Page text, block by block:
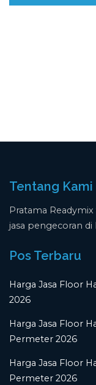
Tentang Kami
Pratama
jasa pengecoran di
Pos Terbaru
Harga Jasa Floor
2026
Harga Jasa Floor
Permeter 2026
Harga Jasa Floor
Permeter 2026